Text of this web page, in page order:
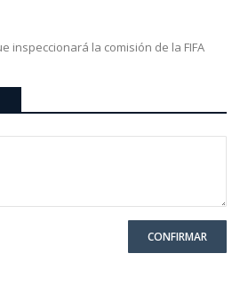
inspeccionará la comisión de la FIFA
CONFIRMAR